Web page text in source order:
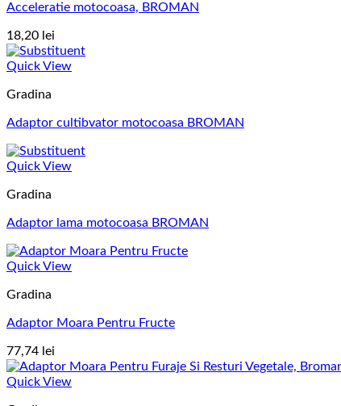
Acceleratie motocoasa, BROMAN
18,20 lei
Quick View
Gradina
Adaptor cultibvator motocoasa BROMAN
Quick View
Gradina
Adaptor lama motocoasa BROMAN
Quick View
Gradina
Adaptor Moara Pentru Fructe
77,74 lei
Quick View